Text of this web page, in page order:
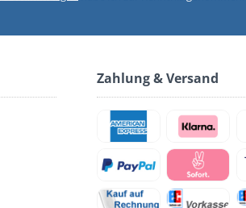
Zahlung & Versand